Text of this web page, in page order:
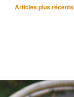
Articles plus récents